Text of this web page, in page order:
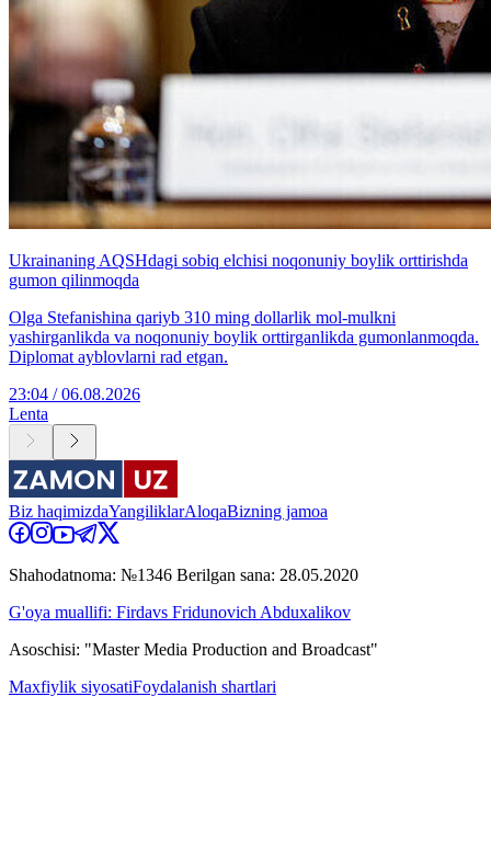
Ukrainaning AQSHdagi sobiq elchisi noqonuniy boylik orttirishda
gumon qilinmoqda
Olga Stefanishina qariyb 310 ming dollarlik mol-mulkni
yashirganlikda va noqonuniy boylik orttirganlikda gumonlanmoqda.
Diplomat ayblovlarni rad etgan.
23:04 / 06.08.2026
Lenta
Biz haqimizdaYangiliklarAloqaBizning jamoa
Shahodatnoma: №1346 Berilgan sana: 28.05.2020
G'oya muallifi: Firdavs Fridunovich Abduxalikov
Asoschisi: "Master Media Production and Broadcast"
Maxfiylik siyosatiFoydalanish shartlari